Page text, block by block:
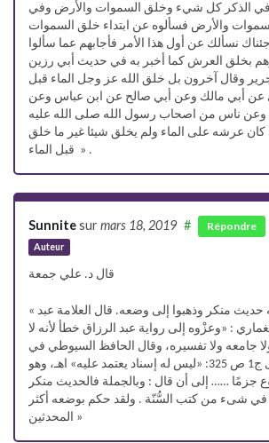
في الذكر كل شيء وخلق السموات والأرض وفي
والأرض فسألوه عن ابتداء خلق السموات
نسألك عن أول هذا الأمر فأجابهم عما سألوا
بخلق العرش كما أخبر به في حديث أبي رزين
جرير وقال آخرون بل خلق الله عز وجل الماء قبل
عن أبي مالك وعن أبي صالح عن ابن عباس وعن
ناس من اصحاب رسول الله صلى الله عليه
كان عرشه على الماء ولم يخلق شيئا غير ما خلق
قبل الماء » .
Sunnitesur mars 18, 2019
Auteur
# Répondre
قال د. علي جمعة
« حكم المحدثون بأنه حديث منكر وذهبوا إلى وضعه. قال العلامة عبد
: «وعزْوه إلى رواية عبد الرزاق خطأ لأنه لا
جامعه ولا تفسيره، وقال الحافظ السيوطي في
الحاوي في الفتاوى ج1 ص 325: «ليس له إسناد يعتمد عليه» اهـ، وهو
…… إلى أن قال : وبالجملة فالحديث منكر
شىء من كتب السُّنّة . ولقد حكم بوضعه أكثر
المحدثين »